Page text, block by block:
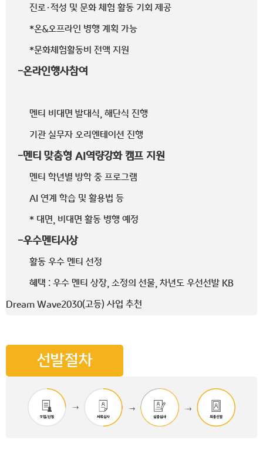
진로·적성 및 문화 체험 활동 기회 제공
*온&오프라인 병행 계획 가능
*문화체험활동비 전액 지원
-온라인행사참여
멘티 비대면 발대식, 해단식 진행
기관 실무자 오리엔테이션 진행
-멘티 맞춤형 AI역량강화 캠프 지원
멘티 학년별 방학 중 프로그램
AI 연계 학습 및 활용법 등
* 대면, 비대면 활동 병행 예정
-우수멘티시상
활동 우수 멘티 선정
혜택 : 우수 멘티 상장, 소정의 선물, 차년도 우선선발 KB
Dream Wave2030(고등) 사업 추천
선발절차